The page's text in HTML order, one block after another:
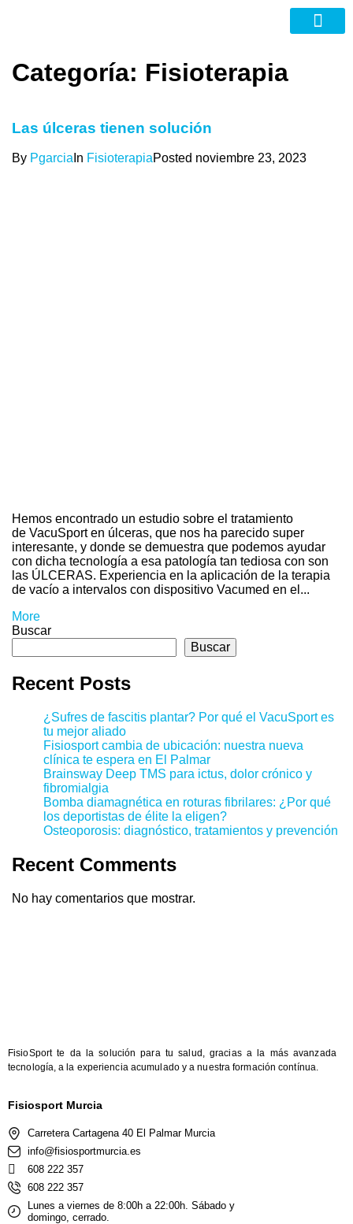
Categoría: Fisioterapia
Las úlceras tienen solución
By Pgarcia In FisioterapiaPosted noviembre 23, 2023
Hemos encontrado un estudio sobre el tratamiento
de VacuSport en úlceras, que nos ha parecido super
interesante, y donde se demuestra que podemos ayudar
con dicha tecnología a esa patología tan tediosa con son
las ÚLCERAS. Experiencia en la aplicación de la terapia
de vacío a intervalos con dispositivo Vacumed en el...
More
Buscar
Buscar
Recent Posts
¿Sufres de fascitis plantar? Por qué el VacuSport es
tu mejor aliado
Fisiosport cambia de ubicación: nuestra nueva
clínica te espera en El Palmar
Brainsway Deep TMS para ictus, dolor crónico y
fibromialgia
Bomba diamagnética en roturas fibrilares: ¿Por qué
los deportistas de élite la eligen?
Osteoporosis: diagnóstico, tratamientos y prevención
Recent Comments
No hay comentarios que mostrar.
FisioSport te da la solución para tu salud, gracias a la más avanzada
tecnología, a la experiencia acumulado y a nuestra formación contínua.
Fisiosport Murcia
Carretera Cartagena 40 El Palmar Murcia
info@fisiosportmurcia.es
608 222 357
608 222 357
Lunes a viernes de 8:00h a 22:00h. Sábado y
domingo, cerrado.